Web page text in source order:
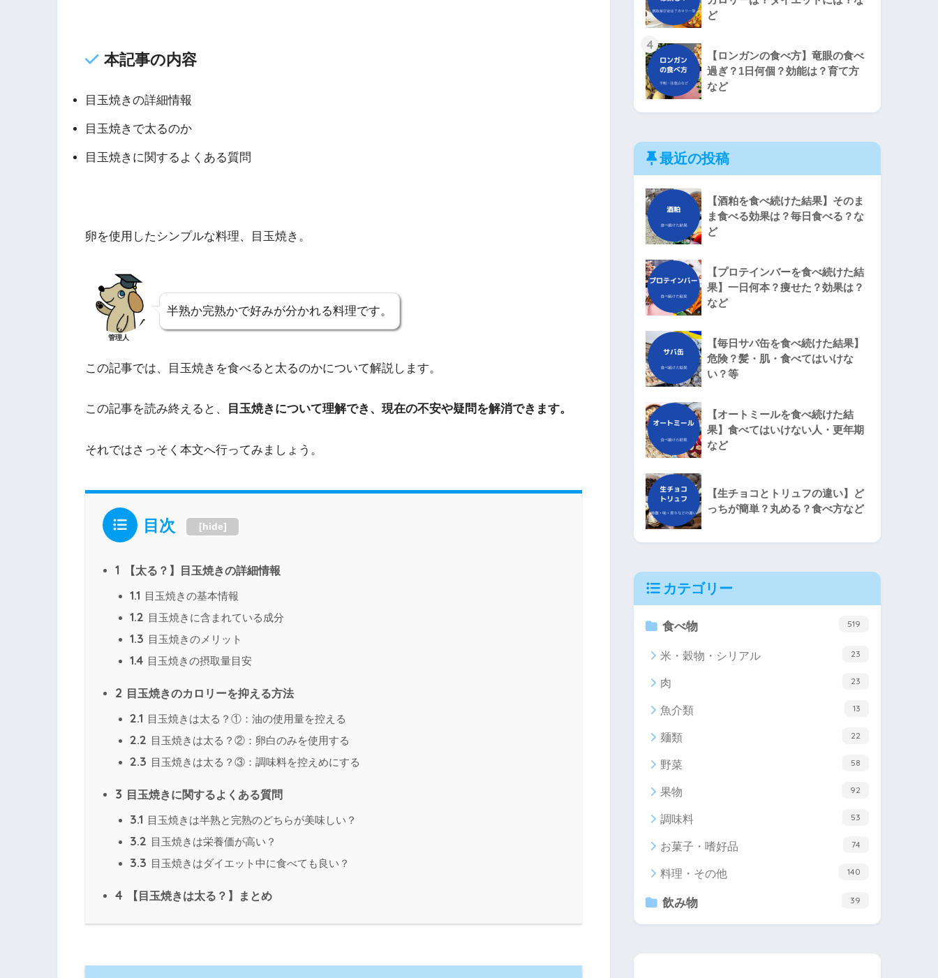
本記事の内容
目玉焼きの詳細情報
目玉焼きで太るのか
目玉焼きに関するよくある質問
卵を使用したシンプルな料理、目玉焼き。
管理人
半熟か完熟かで好みが分かれる料理です。
この記事では、目玉焼きを食べると太るのかについて解説します。
この記事を読み終えると、 目玉焼きについて理解でき、現在の不安や疑問を解消できます。
それではさっそく本文へ行ってみましょう。
目次 [hide]
1 【太る？】目玉焼きの詳細情報
1.1 目玉焼きの基本情報
1.2 目玉焼きに含まれている成分
1.3 目玉焼きのメリット
1.4 目玉焼きの摂取量目安
2 目玉焼きのカロリーを抑える方法
2.1 目玉焼きは太る？①：油の使用量を控える
2.2 目玉焼きは太る？②：卵白のみを使用する
2.3 目玉焼きは太る？③：調味料を控えめにする
3 目玉焼きに関するよくある質問
3.1 目玉焼きは半熟と完熟のどちらが美味しい？
3.2 目玉焼きは栄養価が高い？
3.3 目玉焼きはダイエット中に食べても良い？
4 【目玉焼きは太る？】まとめ
ど
4
【ロンガンの食べ方】竜眼の食べ
過ぎ？1日何個？効能は？育て方
など
最近の投稿
【酒粕を食べ続けた結果】そのま
ま食べる効果は？毎日食べる？な
ど
【プロテインバーを食べ続けた結
果】一日何本？痩せた？効果は？
など
【毎日サバ缶を食べ続けた結果】
危険？髪・肌・食べてはいけな
い？等
【オートミールを食べ続けた結
果】食べてはいけない人・更年期
など
【生チョコとトリュフの違い】ど
っちが簡単？丸める？食べ方など
カテゴリー
食べ物 519
米・穀物・シリアル 23
肉 23
魚介類 13
麺類 22
野菜 58
果物 92
調味料 53
お菓子・嗜好品 74
料理・その他 140
飲み物 39